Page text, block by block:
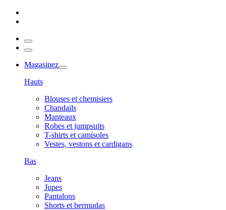
Magasinez
Hauts
Blouses et chemisiers
Chandails
Manteaux
Robes et jumpsuits
T-shirts et camisoles
Vestes, vestons et cardigans
Bas
Jeans
Jupes
Pantalons
Shorts et bermudas